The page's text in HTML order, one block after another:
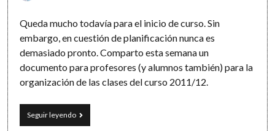
Queda mucho todavía para el inicio de curso. Sin
embargo, en cuestión de planificación nunca es
demasiado pronto. Comparto esta semana un
documento para profesores (y alumnos también) para la
organización de las clases del curso 2011/12.
Seguir leyendoPlanificación
de